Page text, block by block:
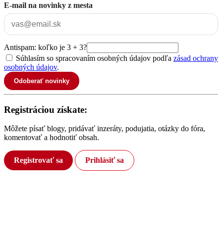
E-mail na novinky z mesta
Antispam: koľko je 3 + 3?
Súhlasím so spracovaním osobných údajov podľa zásad ochrany
osobných údajov.
Odoberať novinky
Registráciou získate:
Môžete písať blogy, pridávať inzeráty, podujatia, otázky do fóra,
komentovať a hodnotiť obsah.
Registrovať sa Prihlásiť sa